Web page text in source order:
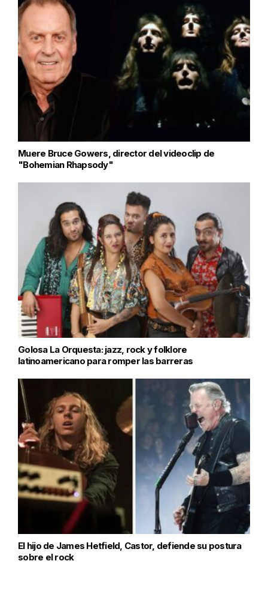
Muere Bruce Gowers, director del videoclip de
"Bohemian Rhapsody"
Golosa La Orquesta: jazz, rock y folklore
latinoamericano para romper las barreras
El hijo de James Hetfield, Castor, defiende su postura
sobre el rock